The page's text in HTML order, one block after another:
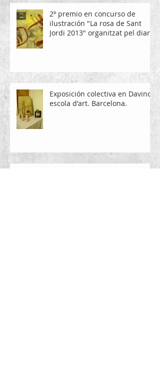
2º premio en concurso de
ilustración "La rosa de Sant
Jordi 2013" organitzat pel diari
Exposición colectiva en Davinci
escola d'art. Barcelona.